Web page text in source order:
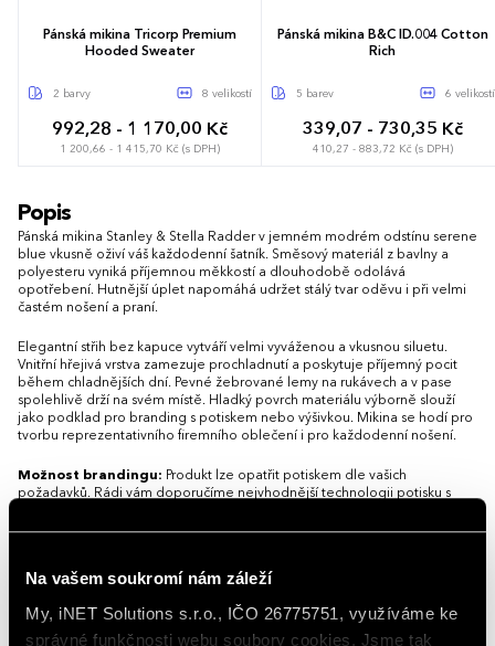
Na vašem soukromí nám záleží
My, iNET Solutions s.r.o., IČO 26775751, využíváme ke
správné funkčnosti webu soubory cookies. Jsme tak
Pánská mikina Tricorp Premium
Hooded Sweater
2 barvy 8 velikostí
992,28 - 1 170,00 Kč
1 200,66 - 1 415,70 Kč (s DPH)
S
Pánská mikina B&C ID.004 Cotton
Rich
5 barev 6 velikostí
339,07 - 730,35 Kč
410,27 - 883,72 Kč (s DPH)
Popis
Pánská mikina Stanley & Stella Radder v jemném modrém odstínu serene
blue vkusně oživí váš každodenní šatník. Směsový materiál z bavlny a
polyesteru vyniká příjemnou měkkostí a dlouhodobě odolává
opotřebení. Hutnější úplet napomáhá udržet stálý tvar oděvu i při velmi
častém nošení a praní.
Elegantní střih bez kapuce vytváří velmi vyváženou a vkusnou siluetu.
Vnitřní hřejivá vrstva zamezuje prochladnutí a poskytuje příjemný pocit
během chladnějších dní. Pevné žebrované lemy na rukávech a v pase
spolehlivě drží na svém místě. Hladký povrch materiálu výborně slouží
jako podklad pro branding s potiskem nebo výšivkou. Mikina se hodí pro
tvorbu reprezentativního firemního oblečení i pro každodenní nošení.
Možnost brandingu: Produkt lze opatřit potiskem dle vašich
požadavků. Rádi vám doporučíme nejvhodnější technologii potisku s
Gramáž 350 g/m²